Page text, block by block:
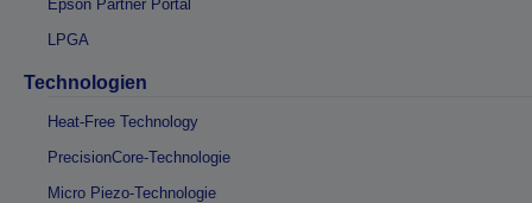
Epson Partner Portal
LPGA
Technologien
Heat-Free Technology
PrecisionCore-Technologie
Micro Piezo-Technologie